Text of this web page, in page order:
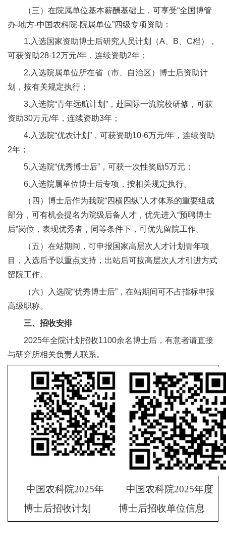
交
作
（三）在院属单位基本薪酬基础上，可享受“全国博管
办-地方-中国农科院-院属单位”四级专项资助：
1.入选国家资助博士后研究人员计划（A、B、C档），
可获资助28-12万元/年，连续资助2年；
2.入选院属单位所在省（市、自治区）博士后资助计
划，按有关规定执行；
3.入选院“青年远航计划”，赴国际一流院校研修，可获
资助30万元/年，连续资助3年；
4.入选院“优农计划”，可获资助10-6万元/年，连续资助
2年；
5.入选院“优秀博士后”，可获一次性奖励5万元；
6.入选院属单位博士后专项，按相关规定执行。
（四）博士后作为我院“四横四纵”人才体系的重要组成
部分，可有机会提名为院级后备人才，优先进入“预聘博士
后”岗位，表现优秀者，同等条件下，可优先留院工作。
（五）在站期间，可申报国家高层次人才计划青年项
目，入选后予以重点支持，出站后可按高层次人才引进方式
留院工作。
（六）入选院“优秀博士后”，在站期间可不占指标申报
高级职称。
三、招收安排
2025年全院计划招收1100余名博士后，有意者请直接
与研究所相关负责人联系。
中国农科院2025年
博士后招收计划
中国农科院2025年度
博士后招收单位信息